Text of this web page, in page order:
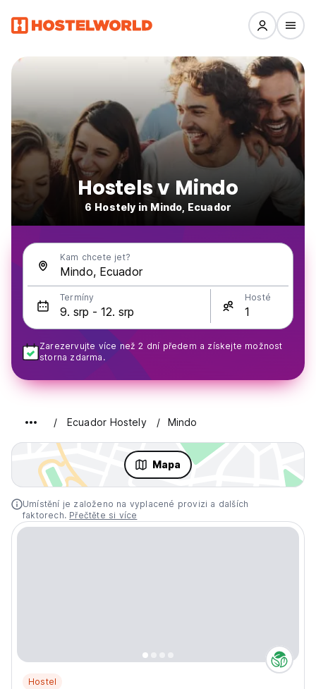
Hostels v Mindo
6 Hostely in Mindo, Ecuador
Kam chcete jet?
Termíny Hosté
Zarezervujte více než 2 dní předem a získejte možnost
storna zdarma.
Ecuador Hostely Mindo
Mapa
Umístění je založeno na vyplacené provizi a dalších
faktorech. Přečtěte si více
Hostel